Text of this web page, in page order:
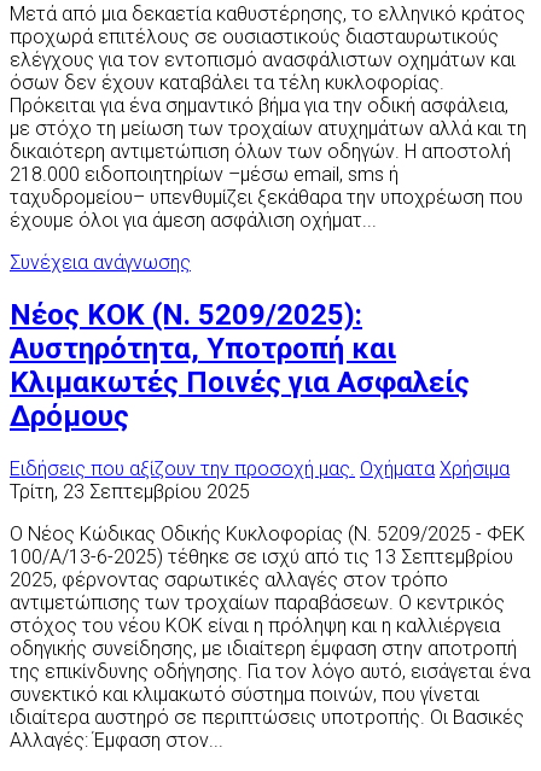
Μετά από μια δεκαετία καθυστέρησης, το ελληνικό κράτος
προχωρά επιτέλους σε ουσιαστικούς διασταυρωτικούς
ελέγχους για τον εντοπισμό ανασφάλιστων οχημάτων και
όσων δεν έχουν καταβάλει τα τέλη κυκλοφορίας.
Πρόκειται για ένα σημαντικό βήμα για την οδική ασφάλεια,
με στόχο τη μείωση των τροχαίων ατυχημάτων αλλά και τη
δικαιότερη αντιμετώπιση όλων των οδηγών. Η αποστολή
218.000 ειδοποιητηρίων –μέσω email, sms ή
ταχυδρομείου– υπενθυμίζει ξεκάθαρα την υποχρέωση που
έχουμε όλοι για άμεση ασφάλιση οχήματ...
Συνέχεια ανάγνωσης
Νέος ΚΟΚ (Ν. 5209/2025):
Αυστηρότητα, Υποτροπή και
Κλιμακωτές Ποινές για Ασφαλείς
Δρόμους
Ειδήσεις που αξίζουν την προσοχή μας. Οχήματα Χρήσιμα
Τρίτη, 23 Σεπτεμβρίου 2025
Ο Νέος Κώδικας Οδικής Κυκλοφορίας (Ν. 5209/2025 - ΦΕΚ
100/Α/13-6-2025) τέθηκε σε ισχύ από τις 13 Σεπτεμβρίου
2025, φέρνοντας σαρωτικές αλλαγές στον τρόπο
αντιμετώπισης των τροχαίων παραβάσεων. Ο κεντρικός
στόχος του νέου ΚΟΚ είναι η πρόληψη και η καλλιέργεια
οδηγικής συνείδησης, με ιδιαίτερη έμφαση στην αποτροπή
της επικίνδυνης οδήγησης. Για τον λόγο αυτό, εισάγεται ένα
συνεκτικό και κλιμακωτό σύστημα ποινών, που γίνεται
ιδιαίτερα αυστηρό σε περιπτώσεις υποτροπής. Οι Βασικές
Αλλαγές: Έμφαση στον...